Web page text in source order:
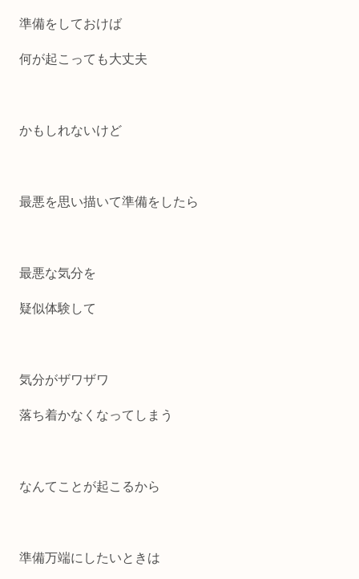
準備をしておけば
何が起こっても大丈夫
かもしれないけど
最悪を思い描いて準備をしたら
最悪な気分を
疑似体験して
気分がザワザワ
落ち着かなくなってしまう
なんてことが起こるから
準備万端にしたいときは